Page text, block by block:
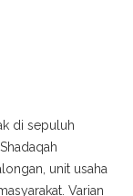
di sepuluh
unit usaha
Varian